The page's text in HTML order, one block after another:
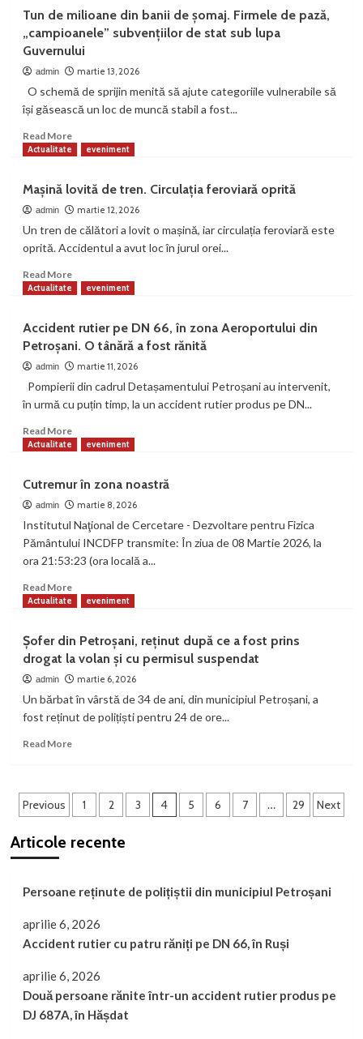
tractor,
în
Hobița
de
circulație
pe
DN7
Tun de milioane din banii de șomaj. Firmele de pază,
„campioanele” subvențiilor de stat sub lupa
Guvernului
admin martie 13, 2026
O schemă de sprijin menită să ajute categoriile vulnerabile să
își găsească un loc de muncă stabil a fost...
Read MoreRead
more
de
milioane
din
banii
șomaj.
Firmele
„campioanele”
subvențiilor
de
stat
lupa
Actualitate eveniment
Mașină lovită de tren. Circulația feroviară oprită
admin martie 12, 2026
Un tren de călători a lovit o mașină, iar circulația feroviară este
oprită. Accidentul a avut loc în jurul orei...
Read MoreRead
more
lovită
de
tren.
Circulația
oprită
Actualitate eveniment
Accident rutier pe DN 66, în zona Aeroportului din
Petroșani. O tânără a fost rănită
admin martie 11, 2026
Pompierii din cadrul Detașamentului Petroșani au intervenit,
în urmă cu puțin timp, la un accident rutier produs pe DN...
Read MoreRead
more
rutier
pe
DN
66,
zona
din
tânără
a
fost
Actualitate eveniment
Cutremur în zona noastră
admin martie 8, 2026
Institutul Naţional de Cercetare - Dezvoltare pentru Fizica
Pământului INCDFP transmite: În ziua de 08 Martie 2026, la
ora 21:53:23 (ora locală a...
Read MoreRead
more
în
zona
noastră
Actualitate eveniment
Șofer din Petroșani, reținut după ce a fost prins
drogat la volan și cu permisul suspendat
admin martie 6, 2026
Un bărbat în vârstă de 34 de ani, din municipiul Petroșani, a
fost reținut de polițiști pentru 24 de ore...
Read MoreRead
din
Petroșani,
după
fost
drogat
la
și
permisul
suspendat
Paginație
articole
Previous 1 2 3 4 5 6 7 … 29 Next
Articole recente
Persoane reținute de polițiștii din municipiul Petroșani
aprilie 6, 2026
Accident rutier cu patru răniți pe DN 66, în Ruși
aprilie 6, 2026
Două persoane rănite într-un accident rutier produs pe
DJ 687A, în Hășdat